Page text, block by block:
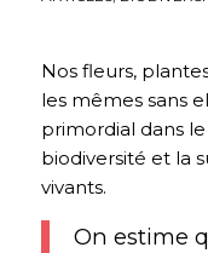
Nos fleurs,
les mêmes sans
primordial dans
biodiversité et la
vivants.
On estime